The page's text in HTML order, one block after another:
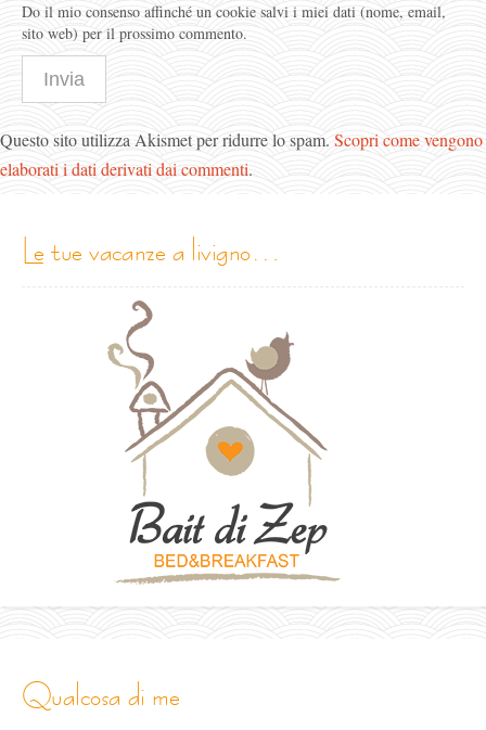
Do il mio consenso affinché un cookie salvi i miei dati (nome, email,
sito web) per il prossimo commento.
Questo sito utilizza Akismet per ridurre lo spam. Scopri come vengono
elaborati i dati derivati dai commenti.
le tue vacanze a livigno…
qualcosa di me